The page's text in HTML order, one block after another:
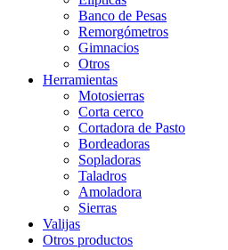
Banco de Pesas
Remorgómetros
Gimnacios
Otros
Herramientas
Motosierras
Corta cerco
Cortadora de Pasto
Bordeadoras
Sopladoras
Taladros
Amoladora
Sierras
Valijas
Otros productos